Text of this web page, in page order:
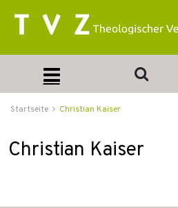
Startseite Christian Kaiser
Christian Kaiser